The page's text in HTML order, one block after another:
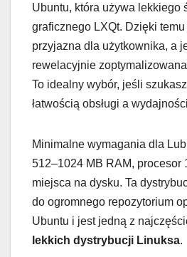
Ubuntu, która używa lekkiego
graficznego LXQt. Dzięki
przyjazna dla użytkownika, a
rewelacyjnie
To idealny wybór, jeśli
łatwością obsługi a
Minimalne wymagania dla
512–1024 MB RAM, procesor
miejsca na dysku. Ta
do ogromnego repozytorium
Ubuntu i jest jedną z
lekkich dystrybucji Linuksa.